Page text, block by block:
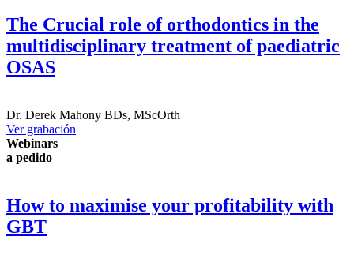
The Crucial role of orthodontics in the
multidisciplinary treatment of paediatric
OSAS
Dr. Derek Mahony BDs, MScOrth
Ver grabación
Webinars
a pedido
How to maximise your profitability with
GBT